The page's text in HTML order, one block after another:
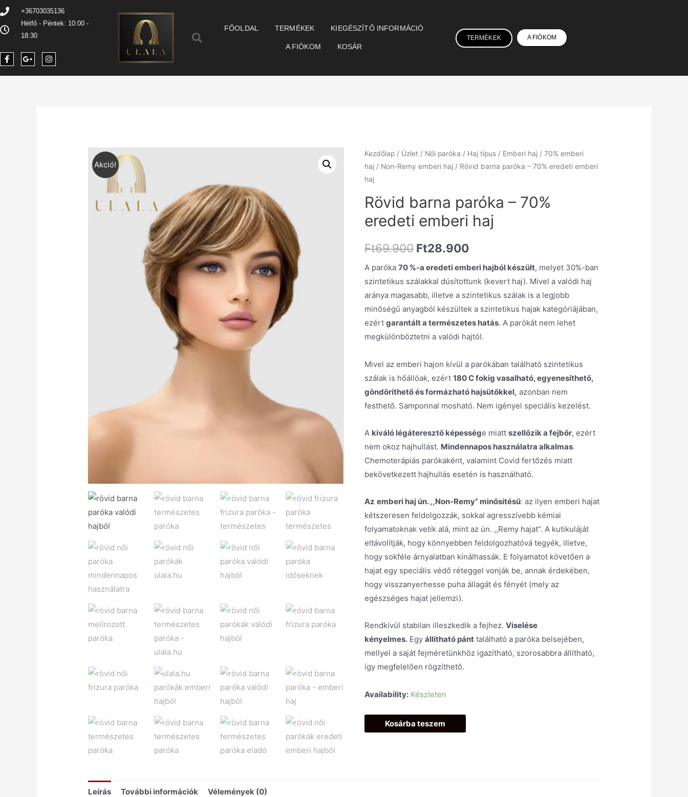
+36703035136
Hétfő - Péntek: 10:00 -
18:30
FŐOLDAL TERMÉKEK KIEGÉSZÍTŐ INFORMÁCIÓ
A FIÓKOM KOSÁR
TERMÉKEK A FIÓKOM
Akció!
Kezdőlap / Üzlet / Női paróka / Haj típus / Emberi haj / 70% emberi
haj / Non-Remy emberi haj / Rövid barna paróka – 70% eredeti emberi
haj
Rövid barna paróka – 70%
eredeti emberi haj
Ft69.900 Ft28.900
A paróka 70 %-a eredeti emberi hajból készült, melyet 30%-ban
szintetikus szálakkal dúsítottunk (kevert haj). Mivel a valódi haj
aránya magasabb, illetve a szintetikus szálak is a legjobb
minőségű anyagból készültek a szintetikus hajak kategóriájában,
ezért garantált a természetes hatás. A parókát nem lehet
megkülönböztetni a valódi hajtól.
Mivel az emberi hajon kívül a parókában található szintetikus
szálak is hőállóak, ezért 180 C fokig vasalható, egyenesíthető,
göndöríthető és formázható hajsütőkkel, azonban nem
festhető. Samponnal mosható. Nem igényel speciális kezelést.
A kiváló légáteresztő képessége miatt szellőzik a fejbőr, ezért
nem okoz hajhullást. Mindennapos használatra alkalmas.
Chemoterápiás parókaként, valamint Covid fertőzés miatt
bekövetkezett hajhullás esetén is használható.
Az emberi haj ún. ,,Non-Remy” minősítésű: az ilyen emberi hajat
kétszeresen feldolgozzák, sokkal agresszívebb kémiai
folyamatoknak vetik alá, mint az ún. ,,Remy hajat”. A kutikuláját
eltávolítják, hogy könnyebben feldolgozhatóvá tegyék, illetve,
hogy sokféle árnyalatban kínálhassák. E folyamatot követően a
hajat egy speciális védő réteggel vonják be, annak érdekében,
hogy visszanyerhesse puha állagát és fényét (mely az
egészséges hajat jellemzi).
Rendkívül stabilan illeszkedik a fejhez. Viselése
kényelmes. Egy állítható pánt található a paróka belsejében,
mellyel a saját fejméretünkhöz igazítható, szorosabbra állítható,
így megfelelően rögzíthető.
Availability: Készleten
Kosárba teszem
Leírás További információk Vélemények (0)